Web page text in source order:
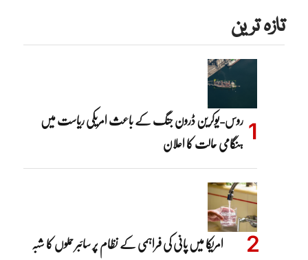
تازہ ترین
روس-یوکرین ڈرون جنگ کے باعث امریکی ریاست میں
ہنگامی حالت کا اعلان
امریکا میں پانی کی فراہمی کے نظام پر سائبر حملوں کا شبہ